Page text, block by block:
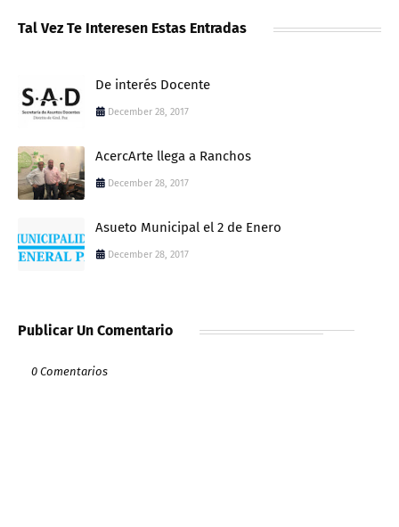
Tal Vez Te Interesen Estas Entradas
De interés Docente
December 28, 2017
AcercArte llega a Ranchos
December 28, 2017
Asueto Municipal el 2 de Enero
December 28, 2017
Publicar Un Comentario
0 Comentarios